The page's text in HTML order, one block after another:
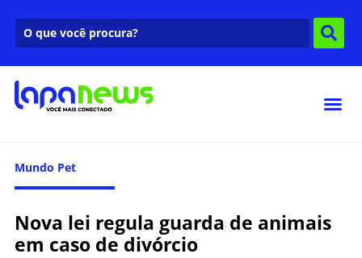
Mundo Pet
Nova lei regula guarda de animais
em caso de divórcio